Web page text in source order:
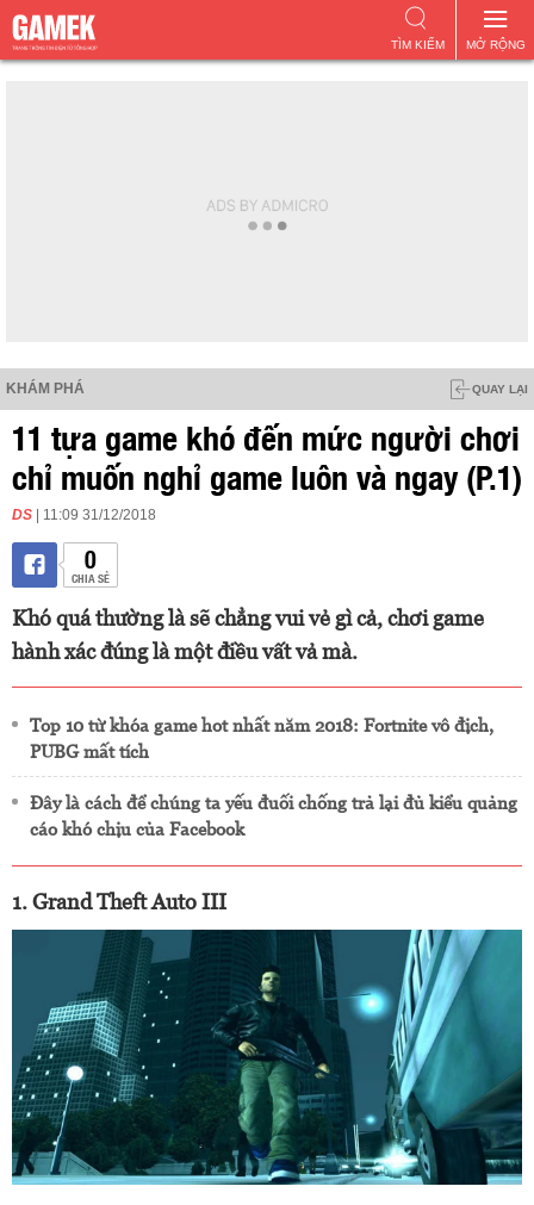
MỞ RỘNG
TÌM KIẾM
KHÁM PHÁ QUAY LẠI
11 tựa game khó đến mức người chơi
chỉ muốn nghỉ game luôn và ngay (P.1)
DS | 11:09 31/12/2018
0
CHIA SẺ
Khó quá thường là sẽ chẳng vui vẻ gì cả, chơi game
hành xác đúng là một điều vất vả mà.
Top 10 từ khóa game hot nhất năm 2018: Fortnite vô địch,
PUBG mất tích
Đây là cách để chúng ta yếu đuối chống trả lại đủ kiểu quảng
cáo khó chịu của Facebook
1. Grand Theft Auto III